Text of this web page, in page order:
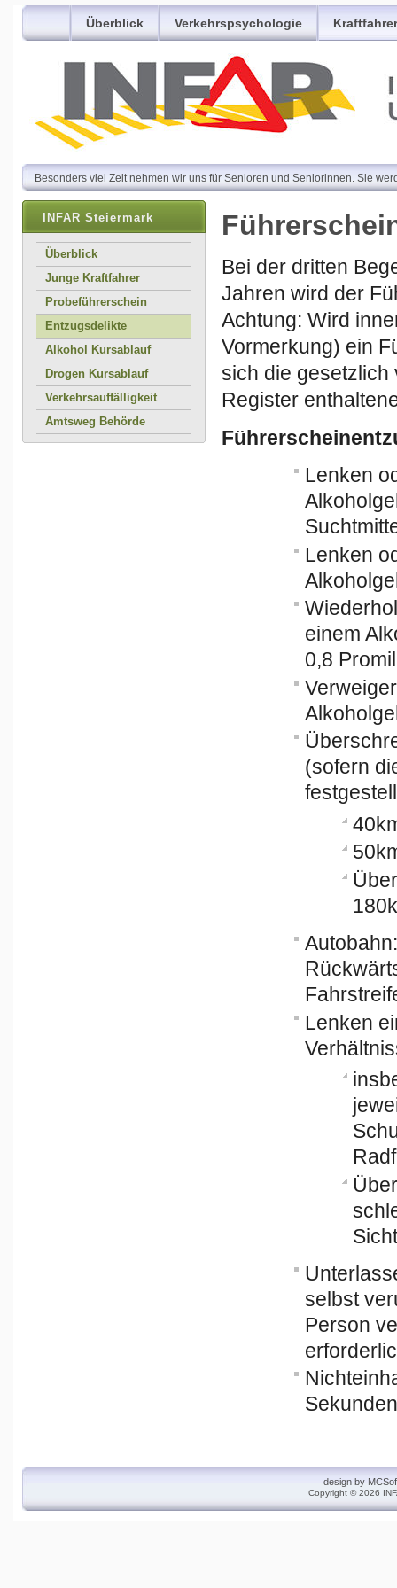
Überblick Verkehrspsychologie
Besonders viel Zeit nehmen wir uns für Senioren und Seniorinnen. Sie
INFAR Steiermark
Überblick
Junge Kraftfahrer
Probeführerschein
Entzugsdelikte
Alkohol Kursablauf
Drogen Kursablauf
Verkehrsauffälligkeit
Amtsweg Behörde
Bei der dritten
Jahren wird der
Achtung: Wird
Vormerkung) ein
sich die gesetzlich
Register
Lenken
Lenken
einem
0,8
(sofern
Lenken
selbst
Person
Sekunden
design by
Copyright © 2026